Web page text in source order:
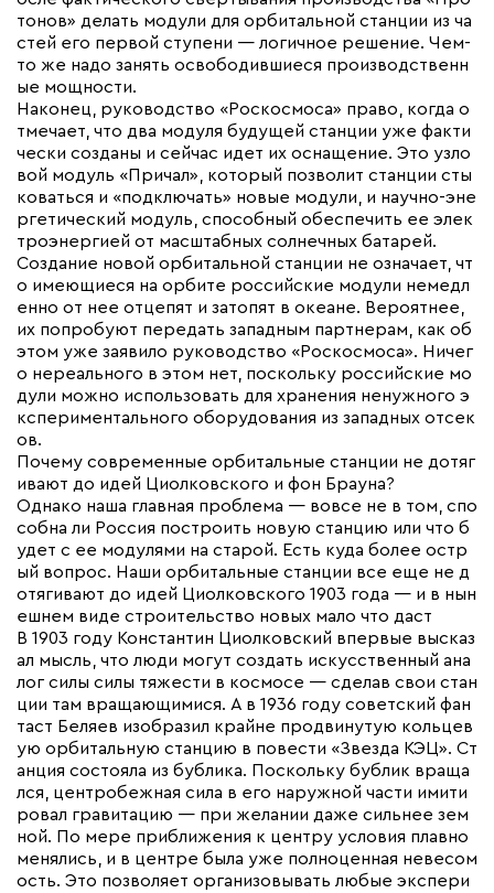
тонов» делать модули для орбитальной станции из ча
стей его первой ступени — логичное решение. Чем-
то же надо занять освободившиеся производственн
ые мощности.
Наконец, руководство «Роскосмоса» право, когда о
тмечает, что два модуля будущей станции уже факти
чески созданы и сейчас идет их оснащение. Это узло
вой модуль «Причал», который позволит станции сты
коваться и «подключать» новые модули, и научно-эне
ргетический модуль, способный обеспечить ее элек
троэнергией от масштабных солнечных батарей.
Создание новой орбитальной станции не означает, чт
о имеющиеся на орбите российские модули немедл
енно от нее отцепят и затопят в океане. Вероятнее,
их попробуют передать западным партнерам, как об
этом уже заявило руководство «Роскосмоса». Ничег
о нереального в этом нет, поскольку российские мо
дули можно использовать для хранения ненужного э
кспериментального оборудования из западных отсек
ов.
Почему современные орбитальные станции не дотяг
ивают до идей Циолковского и фон Брауна?
Однако наша главная проблема — вовсе не в том, спо
собна ли Россия построить новую станцию или что б
удет с ее модулями на старой. Есть куда более остр
ый вопрос. Наши орбитальные станции все еще не д
отягивают до идей Циолковского 1903 года — и в нын
ешнем виде строительство новых мало что даст
В 1903 году Константин Циолковский впервые высказ
ал мысль, что люди могут создать искусственный ана
лог силы силы тяжести в космосе — сделав свои стан
ции там вращающимися. А в 1936 году советский фан
таст Беляев изобразил крайне продвинутую кольцев
ую орбитальную станцию в повести «Звезда КЭЦ». Ст
анция состояла из бублика. Поскольку бублик враща
лся, центробежная сила в его наружной части имити
ровал гравитацию — при желании даже сильнее зем
ной. По мере приближения к центру условия плавно
менялись, и в центре была уже полноценная невесом
ость. Это позволяет организовывать любые экспери